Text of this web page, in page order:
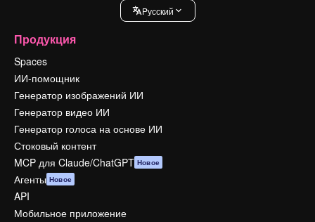
Pусский
Продукция
Spaces
ИИ-помощник
Генератор изображений ИИ
Генератор видео ИИ
Генератор голоса на основе ИИ
Стоковый контент
MCP для Claude/ChatGPT Новое
Агенты Новое
API
Мобильное приложение